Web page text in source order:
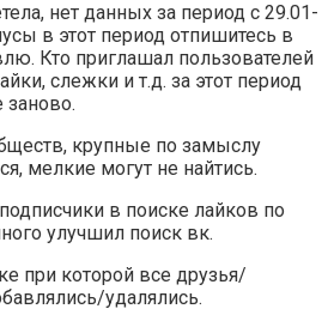
нет данных за период с 29.01-
в этот период отпишитесь в
Кто приглашал пользователей
слежки и т.д. за этот период
заново.
крупные по замыслу
мелкие могут не найтись.
в поиске лайков по
улучшил поиск вк.
при которой все друзья/
удалялись.